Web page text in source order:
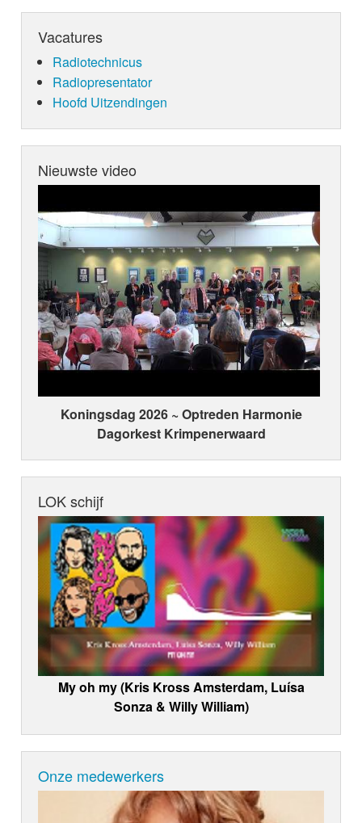
Vacatures
Radiotechnicus
Radiopresentator
Hoofd Uitzendingen
Nieuwste video
Koningsdag 2026 ~ Optreden Harmonie
Dagorkest Krimpenerwaard
LOK schijf
My oh my (Kris Kross Amsterdam, Luísa
Sonza & Willy William)
Onze medewerkers